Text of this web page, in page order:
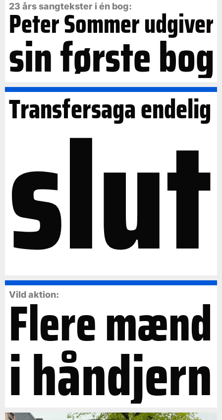
23 års sangtekster i én bog:
Peter Sommer udgiver
sin første bog
Transfersaga endelig
slut
Vild aktion:
Flere mænd
i håndjern